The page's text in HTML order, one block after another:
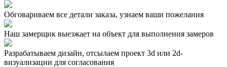
Обговариваем все детали заказа, узнаем ваши пожелания
Наш замерщик выезжает на объект для выполнения замеров
Разрабатываем дизайн, отсылаем проект 3d или 2d-
визуализации для согласования